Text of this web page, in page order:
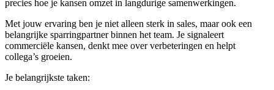
precies hoe je kansen omzet in langdurige samenwerkingen.
Met jouw ervaring ben je niet alleen sterk in sales, maar ook een
belangrijke sparringpartner binnen het team. Je signaleert
commerciële kansen, denkt mee over verbeteringen en helpt
collega’s groeien.
Je belangrijkste taken: